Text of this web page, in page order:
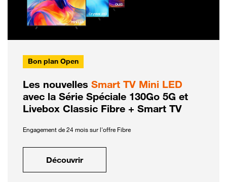
Bon plan Open
Les nouvelles Smart TV Mini LED
avec la Série Spéciale 130Go 5G et
Livebox Classic Fibre + Smart TV
Engagement de 24 mois sur l'offre Fibre
Découvrir